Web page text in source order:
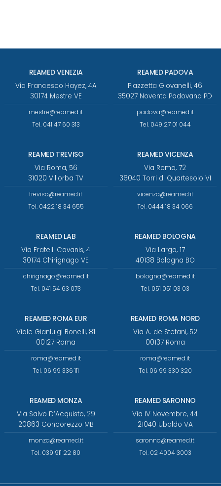
REAMED VENEZIA
Via Francesco Hayez, 4A
30174 Mestre VE
mestre@reamed.it
Tel. 041 47 60 313
REAMED PADOVA
Piazzetta Giovanelli, 46
35027 Noventa Padovana PD
padova@reamed.it
Tel. 049 27 01 044
REAMED TREVISO
Via Roma, 56
31020 Villorba TV
treviso@reamed.it
Tel. 0422 18 34 655
REAMED VICENZA
Via Roma, 72
36040 Torri di Quartesolo VI
vicenza@reamed.it
Tel. 0444 18 34 066
REAMED LAB
Via Fratelli Cavanis, 4
30174 Chirignago VE
chirignago@reamed.it
Tel. 041 54 63 073
REAMED BOLOGNA
Via Larga, 17
40138 Bologna BO
bologna@reamed.it
Tel. 051 051 03 03
REAMED ROMA EUR
Viale Gianluigi Bonelli, 81
00127 Roma
roma@reamed.it
Tel. 06 99 336 111
REAMED ROMA NORD
Via A. de Stefani, 52
00137 Roma
roma@reamed.it
Tel. 06 99 330 320
REAMED MONZA
Via Salvo D’Acquisto, 29
20863 Concorezzo MB
monza@reamed.it
Tel. 039 911 22 80
REAMED SARONNO
Via IV Novembre, 44
21040 Uboldo VA
saronno@reamed.it
Tel. 02 4004 3003